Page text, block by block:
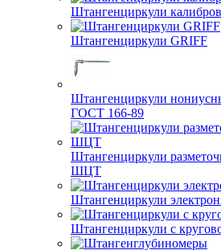
Штангенциркули
Штангенциркули GRIFF
Штангенциркули
ГОСТ 166-89
Штангенциркули
ШЦТ
Штангенциркули
Штангенциркули с